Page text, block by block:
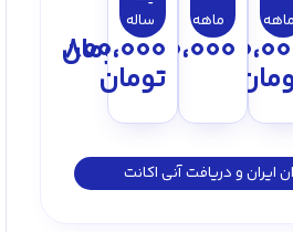
ماهه
ماهه
450،000تومان
ساله
800،000
تومان
ایران و دریافت آنی اکانت